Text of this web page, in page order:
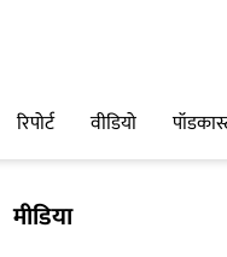
रिपोर्ट वीडियो
मीडिया